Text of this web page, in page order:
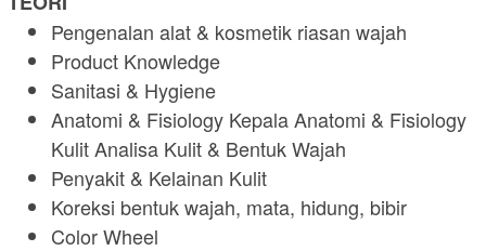
Pengenalan alat & kosmetik riasan wajah
Product Knowledge
Sanitasi & Hygiene
Anatomi & Fisiology Kepala Anatomi & Fisiology
Kulit Analisa Kulit & Bentuk Wajah
Penyakit & Kelainan Kulit
Koreksi bentuk wajah, mata, hidung, bibir
Color Wheel